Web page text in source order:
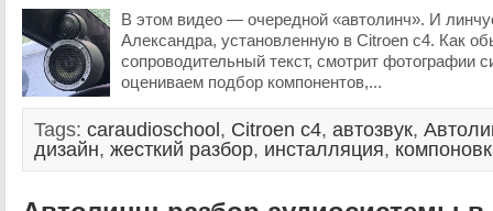
В этом видео — очередной «автолинч». И
Александра, установленную в Citroen c4. Как
сопроводительный текст, смотрит фотографии
оцениваем подбор компонентов,...
Tags: caraudioschool , Citroen c4, автозвук,
дизайн, жесткий разбор, инсталляция,